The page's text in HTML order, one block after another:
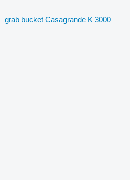
grab bucket Casagrande K 3000